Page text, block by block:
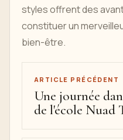
styles offrent des
constituer un
bien-être.
ARTICLE PRÉCÉDENT
Une journée
de l'école Nuad